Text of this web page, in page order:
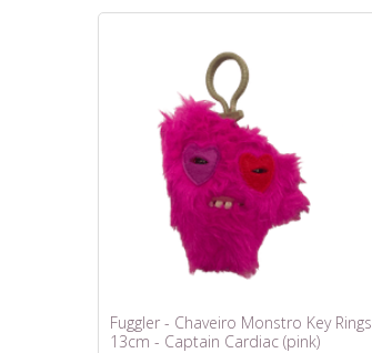
Fuggler - Chaveiro Monstro Key Rings
13cm - Captain Cardiac (pink)